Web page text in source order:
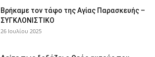
Βρήκαμε τον τάφο της Αγίας Παρασκευής –
ΣΥΓΚΛΟΝΙΣΤΙΚΟ
26 Ιουλίου 2025